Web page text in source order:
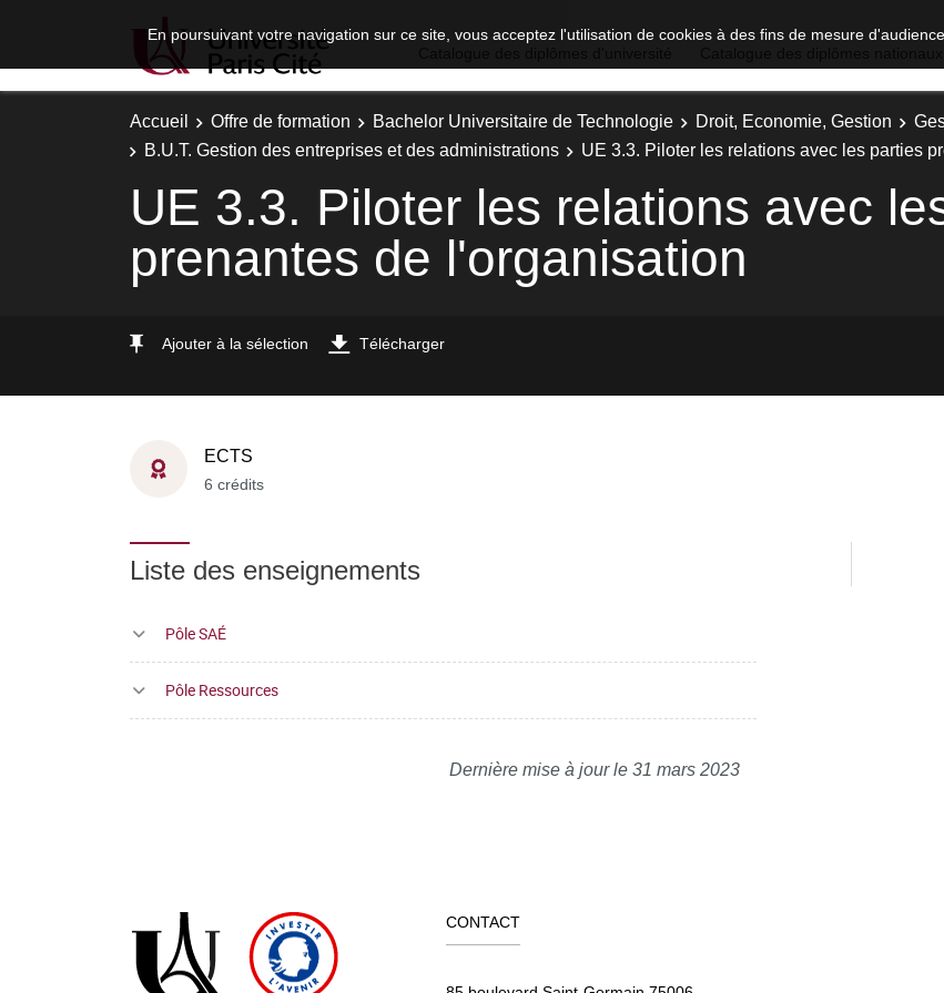
En poursuivant votre navigation sur ce site, vous acceptez l'utilisation de cookies à des fins de mesure
Accueil Offre de formation Bachelor Universitaire de Technologie Droit, Economie, Gestion
B.U.T. Gestion des entreprises et des administrations
UE 3.3. Piloter les relations avec les parties
UE 3.3. Piloter les relations avec
prenantes de l'organisation
Ajouter à la sélection Télécharger
ECTS
6 crédits
Liste des enseignements
Pôle SAÉ
Pôle Ressources
Dernière mise à jour le 31 mars 2023
CONTACT